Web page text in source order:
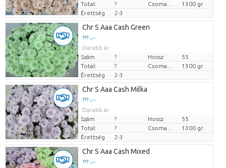
Total:
?
1300 gr.
Érettség
2-3
Chr S Aaa Cash Green
??? -,--
Darabb ár
Szám
? Hossz
55
Total:
?
1300 gr.
Érettség
2-3
Chr S Aaa Cash Milka
??? -,--
Darabb ár
Szám
? Hossz
55
Total:
?
1300 gr.
Érettség
2-3
Chr S Aaa Cash Mixed
??? -,--